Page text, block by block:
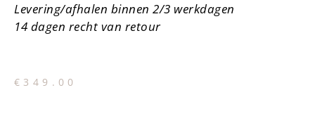
Levering/afhalen binnen 2/3 werkdagen
14 dagen recht van retour
€ 349.00